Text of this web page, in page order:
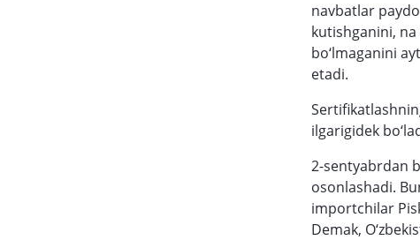
navbatlar
kutishganini,
bo‘lmaganini
etadi.
ilgarigidek
2-sentyabrdan
osonlashadi.
importchilar
Demak,